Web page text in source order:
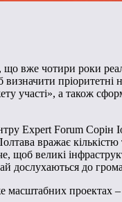
вже чотири роки
участі», а також
Expert Forum Сорін
вражає
щоб великі
дослухаються до
проектах